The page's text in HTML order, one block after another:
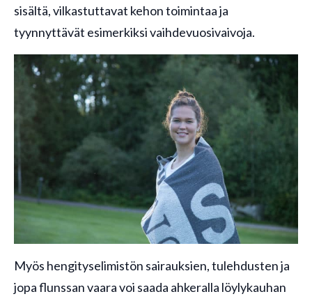
sisältä, vilkastuttavat kehon toimintaa ja
tyynnyttävät esimerkiksi vaihdevuosivaivoja.
Myös hengityselimistön sairauksien, tulehdusten ja
jopa flunssan vaara voi saada ahkeralla löylykauhan